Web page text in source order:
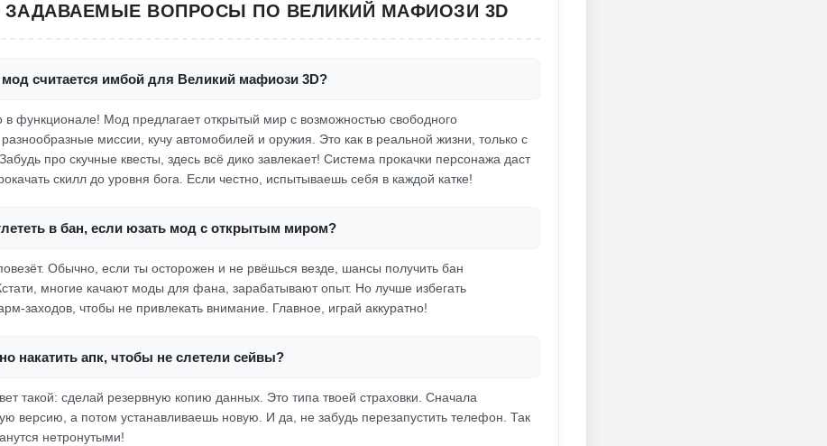
ЗАДАВАЕМЫЕ ВОПРОСЫ ПО ВЕЛИКИЙ МАФИОЗИ 3D
мод считается имбой для Великий мафиози 3D?
в функционале! Мод предлагает открытый мир с возможностью свободного
миссии, кучу автомобилей и оружия. Это как в реальной жизни, только с
про скучные квесты, здесь всё дико завлекает! Система прокачки персонажа даст
скилл до уровня бога. Если честно, испытываешь себя в каждой катке!
в бан, если юзать мод с открытым миром?
повезёт. Обычно, если ты осторожен и не рвёшься везде, шансы получить бан
многие качают моды для фана, зарабатывают опыт. Но лучше избегать
заходов, чтобы не привлекать внимание. Главное, играй аккуратно!
накатить апк, чтобы не слетели сейвы?
такой: сделай резервную копию данных. Это типа твоей страховки. Сначала
версию, а потом устанавливаешь новую. И да, не забудь перезапустить телефон. Так
нетронутыми!